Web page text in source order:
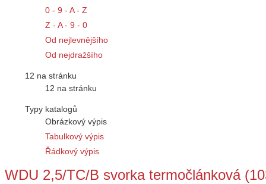
0 - 9 - A - Z
Z - A - 9 - 0
Od nejlevnějšího
Od nejdražšího
12 na stránku
12 na stránku
Typy katalogů
Obrázkový výpis
Tabulkový výpis
Řádkový výpis
WDU 2,5/TC/B svorka termočlánková